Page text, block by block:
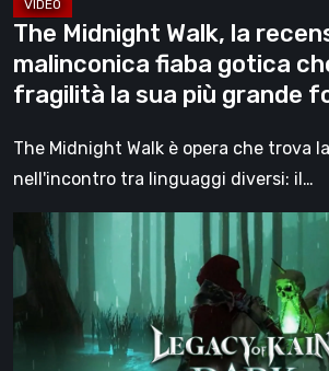
trova
nella
fragilità
la
forza
[Video]
The Midnight Walk, la
malinconica fiaba gotica
fragilità la sua più grande
The Midnight Walk è opera che trova
nell'incontro tra linguaggi diversi: il…
Legacy
of
Dark
Renaissance,